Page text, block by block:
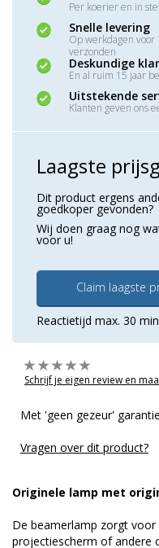
Per koerier en in
Snelle levering
Op werkdagen
verzonden
Deskundige
En al ruim 15 jaar
Uitstekende
Klanten geven ons
Laagste
Dit product ergens
goedkoper gevonden?
Wij doen graag nog
voor u!
Claim laagste
Reactietijd max. 30
Schrijf je eigen review en
Met 'geen gezeur' garantie
Vragen over dit product?
Originele lamp met
De beamerlamp zorgt
projectiescherm of andere